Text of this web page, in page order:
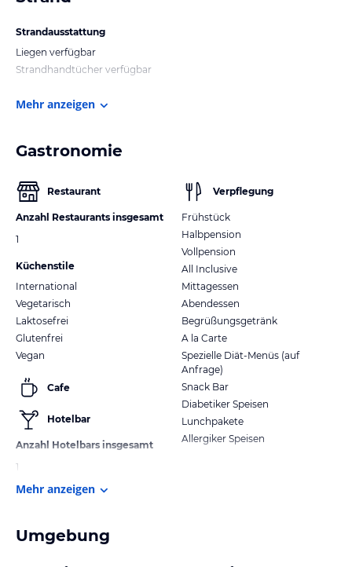
Strandausstattung
Liegen verfügbar
Strandhandtücher verfügbar
Mehr anzeigen
Gastronomie
Restaurant
Anzahl Restaurants insgesamt
1
Küchenstile
International
Vegetarisch
Laktosefrei
Glutenfrei
Vegan
Cafe
Hotelbar
Anzahl Hotelbars insgesamt
1
Verpflegung
Frühstück
Halbpension
Vollpension
All Inclusive
Mittagessen
Abendessen
Begrüßungsgetränk
A la Carte
Spezielle Diät-Menüs (auf
Anfrage)
Snack Bar
Diabetiker Speisen
Lunchpakete
Allergiker Speisen
Mehr anzeigen
Umgebung